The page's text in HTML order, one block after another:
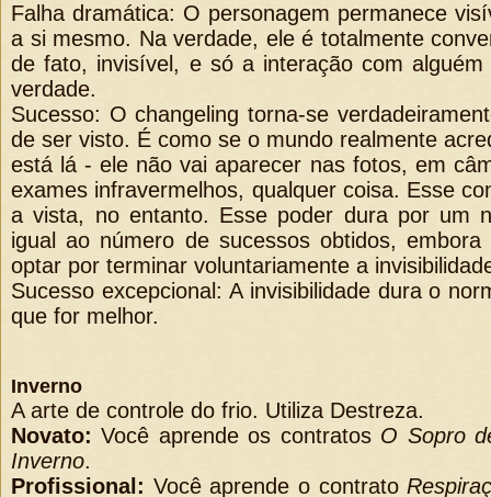
Falha dramática: O personagem permanece
a si mesmo. Na verdade, ele é totalmente
de fato, invisível, e só a interação com alguém
verdade.
Sucesso: O changeling torna-se
de ser visto. É como se o mundo realmente
está lá - ele não vai aparecer nas fotos, em
exames infravermelhos, qualquer coisa. Esse
a vista, no entanto. Esse poder dura por um
igual ao número de sucessos obtidos, embora
optar por terminar voluntariamente a
Sucesso excepcional: A invisibilidade dura o
que for melhor.
Inverno
A arte de controle do frio. Utiliza Destreza.
Novato: Você aprende os contratos O Sopro
Inverno.
Profissional: Você aprende o contrato